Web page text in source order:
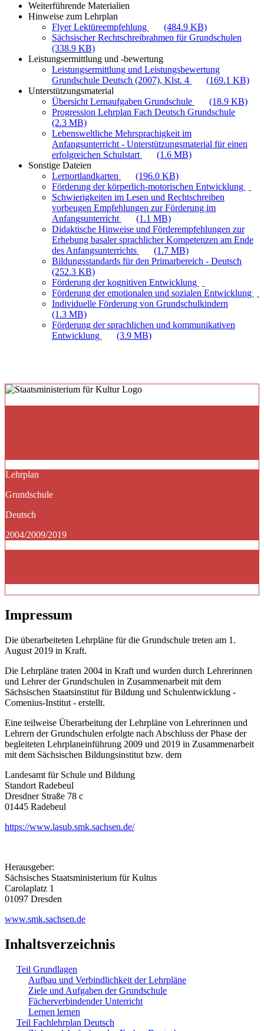
Weiterführende Materialien
Hinweise zum Lehrplan
Flyer Lektüreempfehlung
(484.9 KB)
Sächsischer Rechtschreibrahmen für Grundschulen
(338.9 KB)
Leistungsermittlung und -bewertung
Leistungsermittlung und Leistungsbewertung
Grundschule Deutsch (2007), Klst. 4
(169.1 KB)
Unterstützungsmaterial
Übersicht Lernaufgaben Grundschule
(18.9 KB)
Progression Lehrplan Fach Deutsch Grundschule
(2.3 MB)
Lebensweltliche Mehrsprachigkeit im
Anfangsunterricht - Unterstützungsmaterial für einen
erfolgreichen Schulstart
(1.6 MB)
Sonstige Dateien
Lernortlandkarten
(196.0 KB)
Förderung der körperlich-motorischen Entwicklung
Schwierigkeiten im Lesen und Rechtschreiben
vorbeugen Empfehlungen zur Förderung im
Anfangsunterricht
(1.1 MB)
Didaktische Hinweise und Förderempfehlungen zur
Erhebung basaler sprachlicher Kompetenzen am Ende
des Anfangsunterrichts
(1.7 MB)
Bildungsstandards für den Primarbereich - Deutsch
(252.3 KB)
Förderung der kognitiven Entwicklung
Förderung der emotionalen und sozialen Entwicklung
Individuelle Förderung von Grundschulkindern
(1.3 MB)
Förderung der sprachlichen und kommunikativen
Entwicklung
(3.9 MB)
Lehrplan
Grundschule
Deutsch
2004/2009/2019
Impressum
Die überarbeiteten Lehrpläne für die Grundschule treten am 1.
August 2019 in Kraft.
Die Lehrpläne traten 2004 in Kraft und wurden durch Lehrerinnen
und Lehrer der Grundschulen in Zusammenarbeit mit dem
Sächsischen Staatsinstitut für Bildung und Schulentwicklung -
Comenius-Institut - erstellt.
Eine teilweise Überarbeitung der Lehrpläne von Lehrerinnen und
Lehrern der Grundschulen erfolgte nach Abschluss der Phase der
begleiteten Lehrplaneinführung 2009 und 2019 in Zusammenarbeit
mit dem Sächsischen Bildungsinstitut bzw. dem
Landesamt für Schule und Bildung
Standort Radebeul
Dresdner Straße 78 c
01445 Radebeul
https://www.lasub.smk.sachsen.de/
Herausgeber:
Sächsisches Staatsministerium für Kultus
Carolaplatz 1
01097 Dresden
www.smk.sachsen.de
Inhaltsverzeichnis
Teil Grundlagen
Aufbau und Verbindlichkeit der Lehrpläne
Ziele und Aufgaben der Grundschule
Fächerverbindender Unterricht
Lernen lernen
Teil Fachlehrplan Deutsch